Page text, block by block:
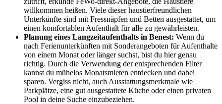
willkommen heißen. Viele dieser haustierfreundlichen
Unterkünfte sind mit Fressnäpfen und Betten ausgestattet, um
einen komfortablen Aufenthalt für alle zu gewährleisten.
Planung eines Langzeitaufenthalts in Benest: Wenn du
nach Ferienunterkünften mit Sonderangeboten für Aufenthalte
von einem Monat oder länger suchst, bist du hier genau
richtig. Durch die Verwendung der entsprechenden Filter
kannst du mühelos Monatsmieten entdecken und dabei
sparen. Vergiss nicht, auch Ausstattungsmerkmale wie
Parkplätze, eine gut ausgestattete Küche oder einen privaten
Pool in deine Suche einzubeziehen.